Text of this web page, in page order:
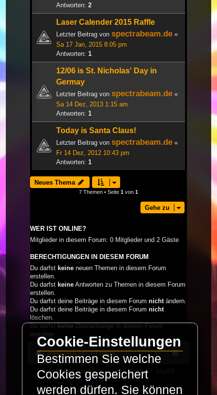
Antworten: 2
Laser Calender 2015 Raffle
Letzter Beitrag von spectrabeam.de «
Sa 17 Jan, 2015 8:05 pm
Antworten: 1
12/06 is St. Nicholas' Day in
Germay
Letzter Beitrag von spectrabeam.de «
Sa 14 Dez, 2013 1:15 am
Antworten: 1
Today is Santa Claus!
Letzter Beitrag von spectrabeam.de «
Fr 14 Dez, 2012 10:43 pm
Antworten: 1
Neues Thema
7 Themen • Seite 1 von 1
Gehe zu
WER IST ONLINE?
Mitglieder in diesem Forum: 0 Mitglieder und 2 Gäste
BERECHTIGUNGEN IN DIESEM FORUM
Du darfst keine neuen Themen in diesem Forum
erstellen.
Du darfst keine Antworten zu Themen in diesem Forum
erstellen.
Du darfst deine Beiträge in diesem Forum nicht ändern.
Du darfst deine Beiträge in diesem Forum nicht
löschen.
Du darfstkeineDateianhänge in diesem Forum
erstellen.
LaserFreak.net Forum
Powered byphpBB® Forum Software © phpBB
Limited
Deutsche Übersetzung durchphpBB.de
Cookie-Einstellungen
Bestimmen Sie welche
Cookies gespeichert
werden dürfen. Sie können